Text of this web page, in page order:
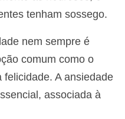
tenham sossego.
nem sempre é
comum como o
A ansiedade
associada à